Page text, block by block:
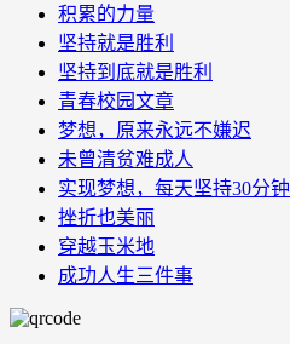
积累的力量
坚持就是胜利
坚持到底就是胜利
青春校园文章
梦想，原来永远不嫌迟
未曾清贫难成人
实现梦想，每天坚持30分钟
挫折也美丽
穿越玉米地
成功人生三件事